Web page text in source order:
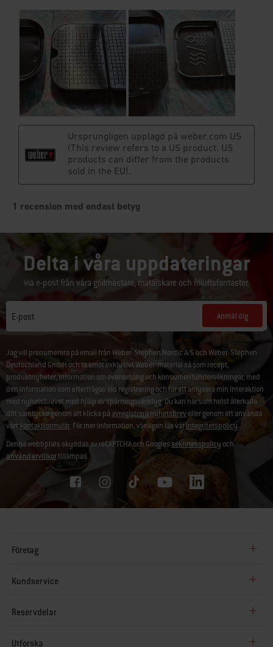
Delta i våra uppdateringar
via e-post från våra grillmästare, matälskare och friluftsfantaster.
E-post Anmäl dig
Jag vill prenumerera på email från Weber-Stephen Nordic A/S och Weber-Stephen
Deutschland GmbH och ta emot exklusivt Weber-material så som recept,
produktnyheter, information om evenemang och konsumentundersökningar, med
den information som efterfrågas vid registrering och för att anlysera min interaktion
med nyhetsbrevet med hjälp av spårningsverktyg. Du kan när som helst återkalla
ditt samtycke genom att klicka på avregistrera nyhetsbreveller genom att använda
vårt kontaktformulär. För mer information, vänligen läs vårintegritetspolicy.
Denna webbplats skyddas av reCAPTCHA och Googlessekretesspolicy och
användarvillkortillämpas.
Företag
Kundservice
Reservdelar
Utforska